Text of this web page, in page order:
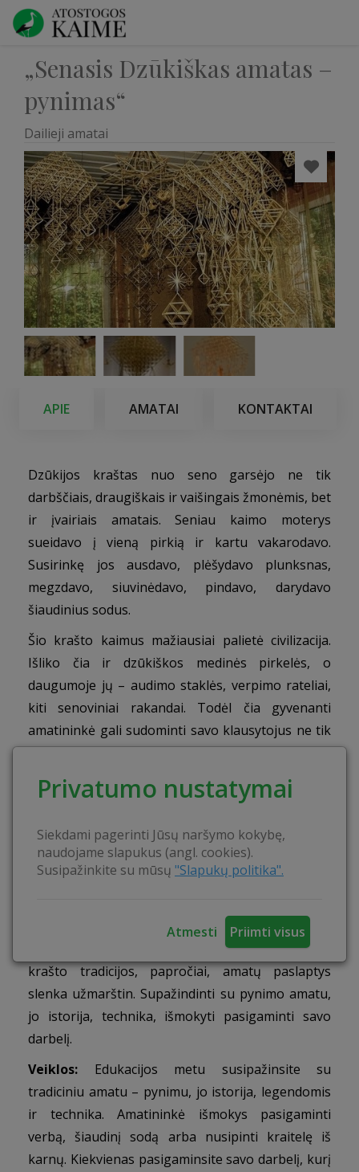
Privatumo nustatymai
Siekdami pagerinti Jūsų naršymo kokybę,
naudojame slapukus (angl. cookies).
Susipažinkite su mūsų "Slapukų politika".
Atmesti Priimti visus
„Senasis Dzūkiškas amatas –
pynimas“
Dailieji amatai
APIE AMATAI KONTAKTAI
Dzūkijos kraštas nuo seno garsėjo ne tik
darbščiais, draugiškais ir vaišingais žmonėmis, bet
ir įvairiais amatais. Seniau kaimo moterys
sueidavo į vieną pirkią ir kartu vakarodavo.
Susirinkę jos ausdavo, plėšydavo plunksnas,
megzdavo, siuvinėdavo, pindavo, darydavo
šiaudinius sodus.
Šio krašto kaimus mažiausiai palietė civilizacija.
Išliko čia ir dzūkiškos medinės pirkelės, o
daugumoje jų – audimo staklės, verpimo rateliai,
kiti senoviniai rakandai. Todėl čia gyvenanti
amatininkė gali sudominti savo klausytojus ne tik
pasakojimais, bet praktiškai jiems parodydama
amatą, o kiekvienas norintis – jį gali išbandyti
savomis rankomis. Amatininkė edukacijų metu
perduoda klausytojams bei gali pasiūlyti skirtingų
amatų edukacijas.
Atgaivinti, puoselėti ir išsaugoti amatus Dzūkijoje,
nes su kiekvienais metais kaimai sensta, pamažu
krašto tradicijos, papročiai, amatų paslaptys
slenka užmarštin. Supažindinti su pynimo amatu,
jo istorija, technika, išmokyti pasigaminti savo
darbelį.
Veiklos: Edukacijos metu susipažinsite su
tradiciniu amatu – pynimu, jo istorija, legendomis
ir technika. Amatininkė išmokys pasigaminti
verbą, šiaudinį sodą arba nusipinti kraitelę iš
karnų. Kiekvienas pasigaminsite savo darbelį, kurį